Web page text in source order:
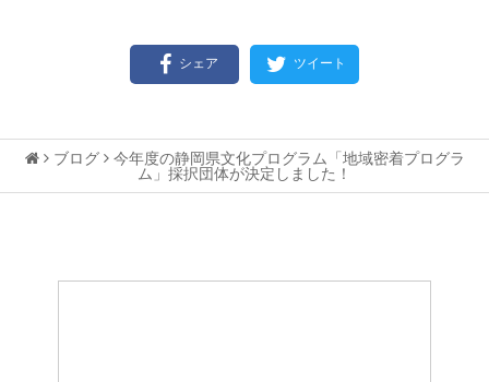
シェア ツイート
ブログ 今年度の静岡県文化プログラム「地域密着プログラ
ム」採択団体が決定しました！